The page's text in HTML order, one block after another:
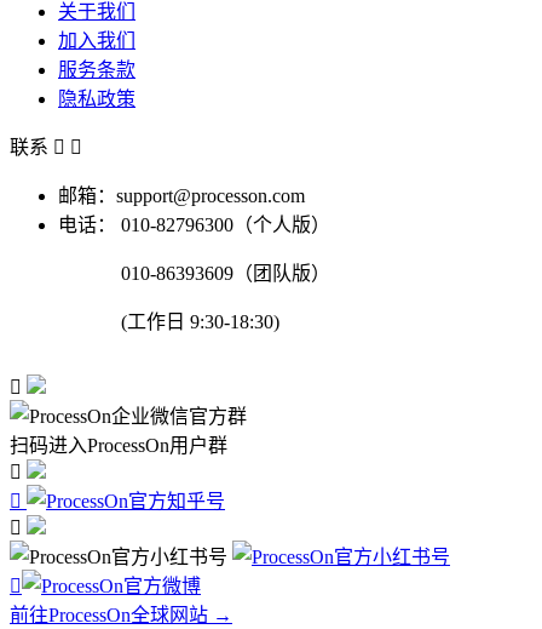
关于我们
加入我们
服务条款
隐私政策
联系  
邮箱：support@processon.com
电话：
010-82796300（个人版）
010-86393609（团队版）
(工作日 9:30-18:30)

扫码进入ProcessOn用户群




前往ProcessOn全球网站 →